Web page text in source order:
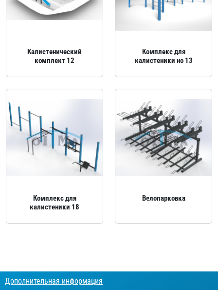
Калистенический
комплект 12
Комплекс для
калистеники но 13
Комплекс для
калистеники 18
Велопарковка
Дополнительная информация